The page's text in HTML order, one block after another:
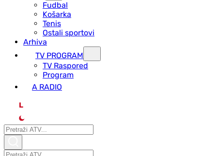
Fudbal
Košarka
Tenis
Ostali sportovi
Arhiva
TV PROGRAM
ТV Raspored
Program
A RADIO
L